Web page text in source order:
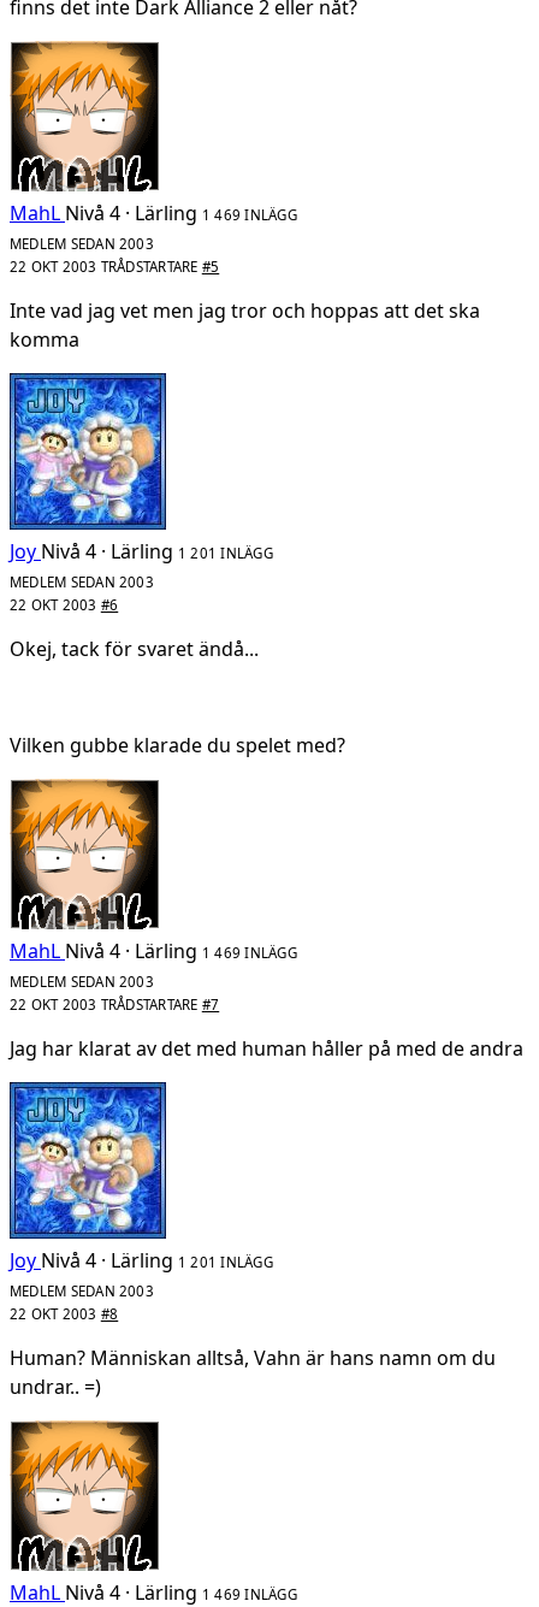
finns det inte Dark Alliance 2 eller nåt?
MahL Nivå 4 · Lärling 1 469 INLÄGG
MEDLEM SEDAN 2003
22 OKT 2003 TRÅDSTARTARE #5
Inte vad jag vet men jag tror och hoppas att det ska
komma
Joy Nivå 4 · Lärling 1 201 INLÄGG
MEDLEM SEDAN 2003
22 OKT 2003 #6
Okej, tack för svaret ändå...
Vilken gubbe klarade du spelet med?
MahL Nivå 4 · Lärling 1 469 INLÄGG
MEDLEM SEDAN 2003
22 OKT 2003 TRÅDSTARTARE #7
Jag har klarat av det med human håller på med de andra
Joy Nivå 4 · Lärling 1 201 INLÄGG
MEDLEM SEDAN 2003
22 OKT 2003 #8
Human? Människan alltså, Vahn är hans namn om du
undrar.. =)
MahL Nivå 4 · Lärling 1 469 INLÄGG